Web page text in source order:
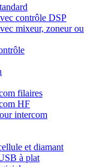
contrôle DSP
mixeur, zoneur ou
filaires
HF
intercom
et diamant
à plat